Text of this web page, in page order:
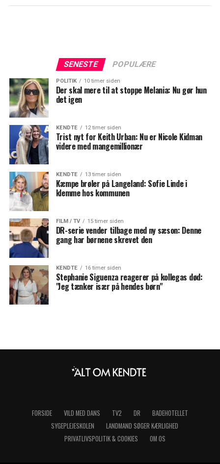
SENESTE POPULÆRE
POLITIK 10 timer siden
Der skal mere til at stoppe Melania: Nu gør hun
det igen
KENDTE 12 timer siden
Trist nyt for Keith Urban: Nu er Nicole Kidman
videre med mangemillionær
KENDTE 13 timer siden
Kæmpe brøler på Langeland: Sofie Linde i
klemme hos kommunen
FILM / TV 15 timer siden
DR-serie vender tilbage med ny sæson: Denne
gang har børnene skrevet den
KENDTE 16 timer siden
Stephanie Siguenza reagerer på kollegas død:
"Jeg tænker især på hendes børn"
FORSIDE VILD MED DANS TV2 DR
BADEHOTELLET
SYGEPLEJESKOLEN
LANDMAND SØGER KÆRLIGHED
PRIVATLIVSPOLITIK & COOKIES
OM OS